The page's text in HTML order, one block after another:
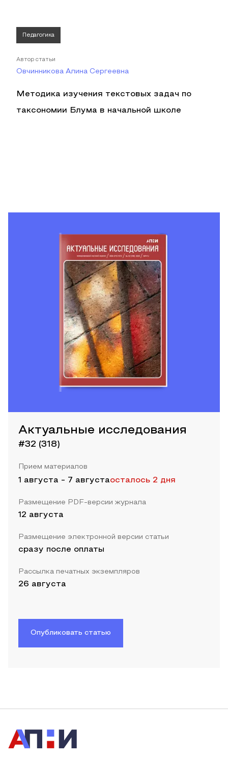
Педагогика
Автор статьи
Овчинникова Алина Сергеевна
Методика изучения текстовых задач по
таксономии Блума в начальной школе
Актуальные исследования
#32 (318)
Прием материалов
1 августа - 7 августаосталось 2 дня
Размещение PDF-версии журнала
12 августа
Размещение электронной версии статьи
сразу после оплаты
Рассылка печатных экземпляров
26 августа
Опубликовать статью